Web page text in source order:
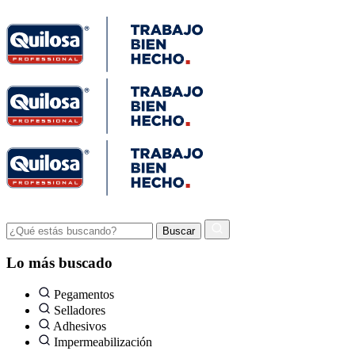
Lo más buscado
Pegamentos
Selladores
Adhesivos
Impermeabilización